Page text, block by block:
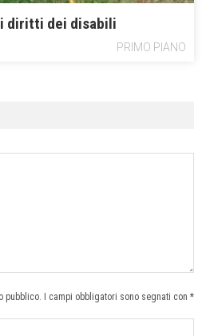
diritti dei disabili
PRIMO PIANO
pubblico. I campi obbligatori sono segnati con *